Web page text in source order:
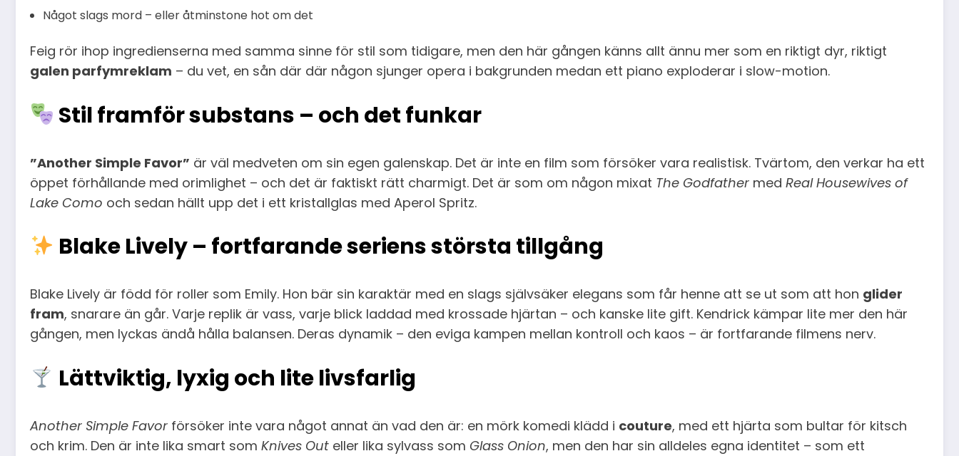
Något slags mord – eller åtminstone hot om det
Feig rör ihop ingredienserna med samma sinne för stil som tidigare, men den här gången känns allt ännu mer som en riktigt dyr, riktigt
galen parfymreklam – du vet, en sån där där någon sjunger opera i bakgrunden medan ett piano exploderar i slow-motion.
Stil framför substans – och det funkar
”Another Simple Favor” är väl medveten om sin egen galenskap. Det är inte en film som försöker vara realistisk. Tvärtom, den verkar ha ett
öppet förhållande med orimlighet – och det är faktiskt rätt charmigt. Det är som om någon mixat The Godfather med Real Housewives of
Lake Como och sedan hällt upp det i ett kristallglas med Aperol Spritz.
Blake Lively – fortfarande seriens största tillgång
Blake Lively är född för roller som Emily. Hon bär sin karaktär med en slags självsäker elegans som får henne att se ut som att hon glider
fram, snarare än går. Varje replik är vass, varje blick laddad med krossade hjärtan – och kanske lite gift. Kendrick kämpar lite mer den här
gången, men lyckas ändå hålla balansen. Deras dynamik – den eviga kampen mellan kontroll och kaos – är fortfarande filmens nerv.
Lättviktig, lyxig och lite livsfarlig
Another Simple Favor försöker inte vara något annat än vad den är: en mörk komedi klädd i couture, med ett hjärta som bultar för kitsch
och krim. Den är inte lika smart som Knives Out eller lika sylvass som Glass Onion, men den har sin alldeles egna identitet – som ett